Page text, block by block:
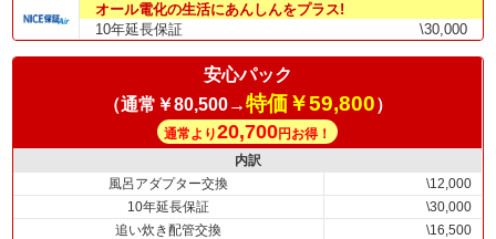
オール電化の生活にあんしんをプラス!
10年延長保証
\30,000
安心パック
（通常￥80,500→特価￥59,800）
通常より20,700円お得！
内訳
風呂アダプター交換
\12,000
10年延長保証
\30,000
追い炊き配管交換
\16,500